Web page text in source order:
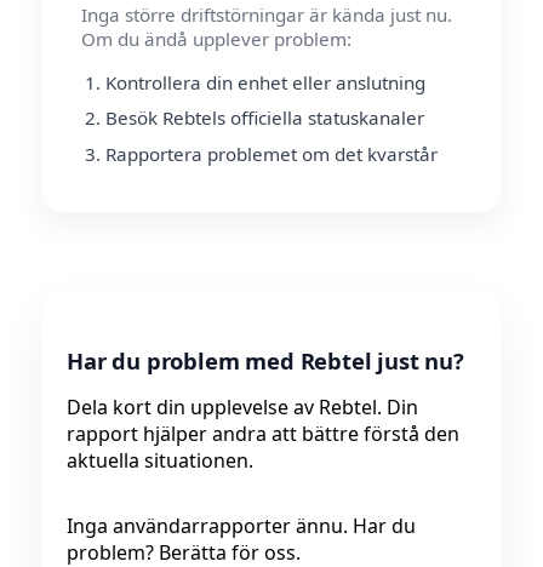
Inga större driftstörningar är kända just nu.
Om du ändå upplever problem:
Kontrollera din enhet eller anslutning
Besök Rebtels officiella statuskanaler
Rapportera problemet om det kvarstår
Har du problem med Rebtel just nu?
Dela kort din upplevelse av Rebtel. Din
rapport hjälper andra att bättre förstå den
aktuella situationen.
Inga användarrapporter ännu. Har du
problem? Berätta för oss.